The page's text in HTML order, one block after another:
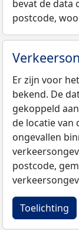
bevat de data
postcode,
Er zijn voor
bekend. De
gekoppeld
de locatie van
ongevallen
postcode,
Toelichting